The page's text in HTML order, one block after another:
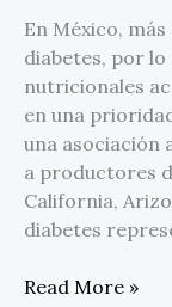
En México,
diabetes, por
nutricionales
en una
una asociación
a productores
California,
diabetes
Read More »